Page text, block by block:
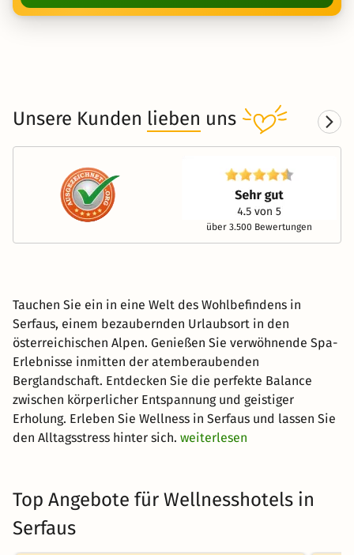
Unsere Kunden lieben uns
über 3.500 Bewertungen
Tauchen Sie ein in eine Welt des Wohlbefindens in
Serfaus, einem bezaubernden Urlaubsort in den
österreichischen Alpen. Genießen Sie verwöhnende Spa-
Erlebnisse inmitten der atemberaubenden
Berglandschaft. Entdecken Sie die perfekte Balance
zwischen körperlicher Entspannung und geistiger
Erholung. Erleben Sie Wellness in Serfaus und lassen Sie
den Alltagsstress hinter sich. weiterlesen
Top Angebote für Wellnesshotels in
Serfaus